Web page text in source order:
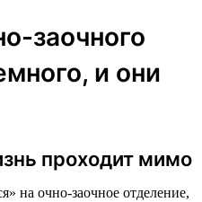
заочного
и они
проходит мимо
на очно-заочное отделение,